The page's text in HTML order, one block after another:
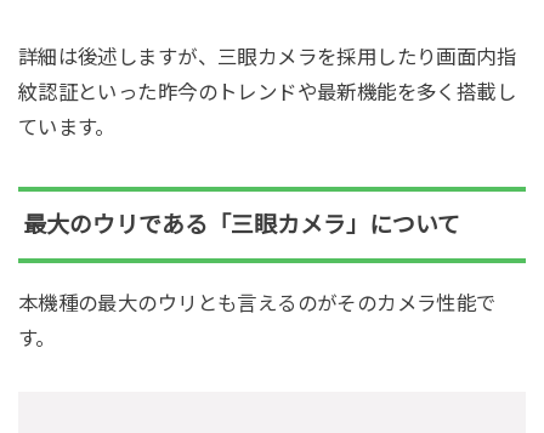
詳細は後述しますが、三眼カメラを採用したり画面内指
紋認証といった昨今のトレンドや最新機能を多く搭載し
ています。
最大のウリである「三眼カメラ」について
本機種の最大のウリとも言えるのがそのカメラ性能で
す。